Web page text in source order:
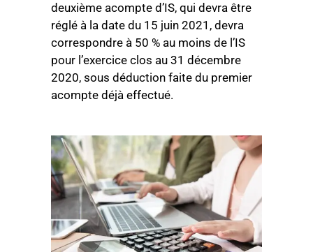
deuxième acompte d’IS, qui devra être
réglé à la date du 15 juin 2021, devra
correspondre à 50 % au moins de l’IS
pour l’exercice clos au 31 décembre
2020, sous déduction faite du premier
acompte déjà effectué.